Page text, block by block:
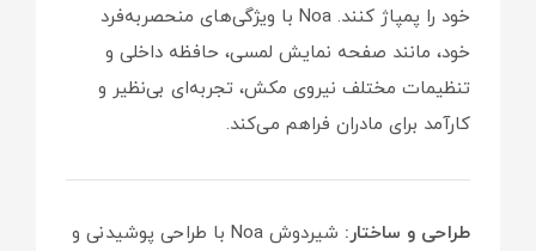
خود را پمپاژ کنند. Noa با ویژگی‌های منحصربه‌فرد
خود، مانند صفحه نمایش لمسی، حافظه داخلی و
تنظیمات مختلف نیروی مکش، تجربه‌ای بی‌نظیر و
کارآمد برای مادران فراهم می‌کند.
طراحی و ساختار:
شیردوش Noa با طراحی پوشیدنی و